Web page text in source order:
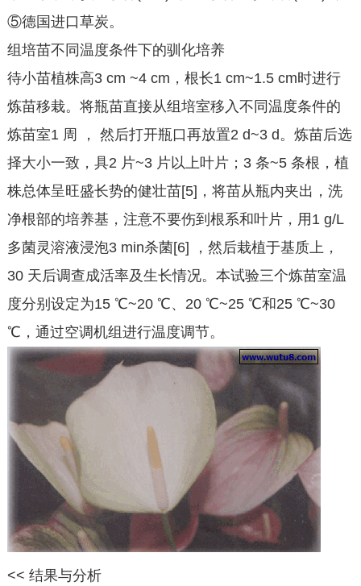
⑤德国进口草炭。
组培苗不同温度条件下的驯化培养
待小苗植株高3 cm ~4 cm，根长1 cm~1.5 cm时进行
炼苗移栽。将瓶苗直接从组培室移入不同温度条件的
炼苗室1 周 ， 然后打开瓶口再放置2 d~3 d。炼苗后选
择大小一致，具2 片~3 片以上叶片；3 条~5 条根，植
株总体呈旺盛长势的健壮苗[5]，将苗从瓶内夹出，洗
净根部的培养基，注意不要伤到根系和叶片，用1 g/L
多菌灵溶液浸泡3 min杀菌[6] ，然后栽植于基质上，
30 天后调查成活率及生长情况。本试验三个炼苗室温
度分别设定为15 ℃~20 ℃、20 ℃~25 ℃和25 ℃~30
℃，通过空调机组进行温度调节。
<< 结果与分析